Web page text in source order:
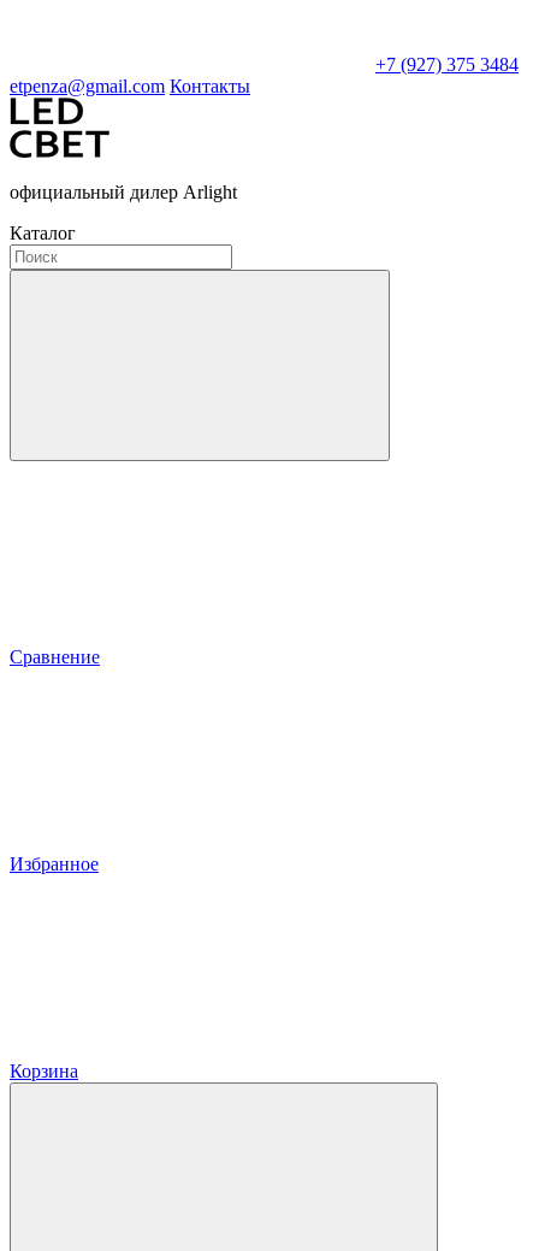
+7 (927) 375 3484
etpenza@gmail.com Контакты
официальный дилер Arlight
Каталог
Сравнение
Избранное
Корзина